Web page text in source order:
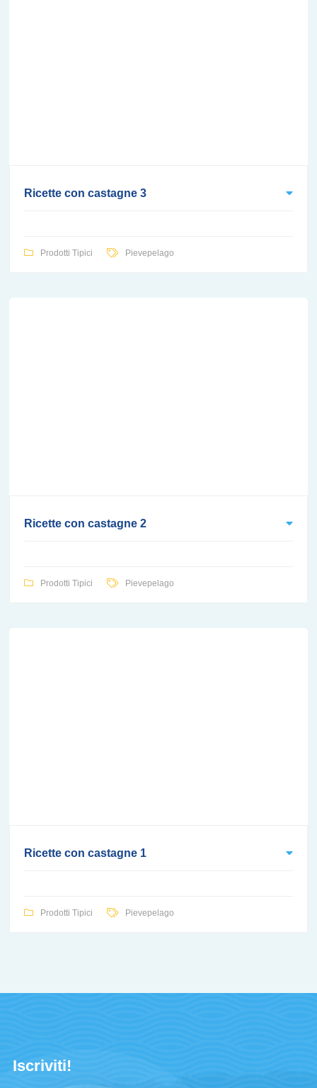
Ricette con castagne 3
Prodotti Tipici Pievepelago
Ricette con castagne 2
Prodotti Tipici Pievepelago
Ricette con castagne 1
Prodotti Tipici Pievepelago
Iscriviti!